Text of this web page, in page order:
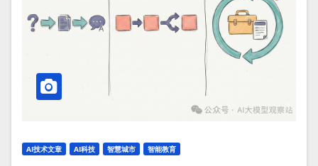
AI技术文章 AI科技 智慧城市 智能教育